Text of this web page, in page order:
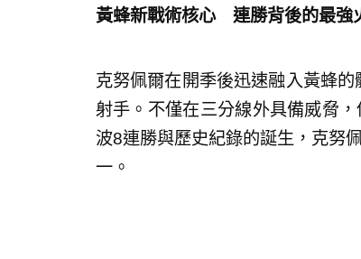
黃蜂新戰術核心 連勝背後的最強
克努佩爾在開季後迅速融入黃蜂
射手。不僅在三分線外具備威脅
波8連勝與歷史紀錄的誕生，克努
一。